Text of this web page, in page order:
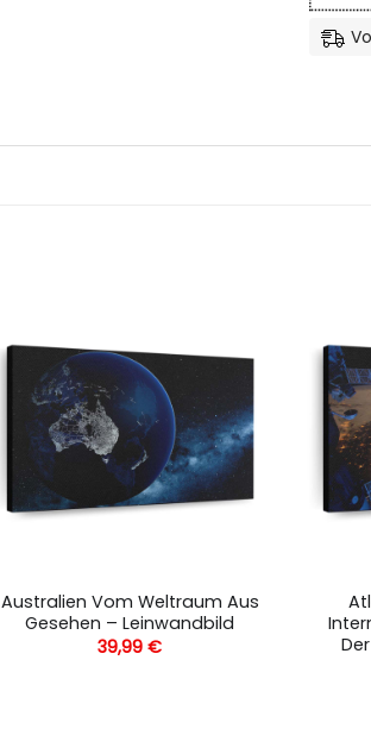
Australien Vom Weltraum Aus
Gesehen – Leinwandbild
39,99€